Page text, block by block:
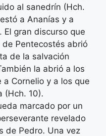
al sanedrín (Hch.
a Ananías y a
El gran discurso que
Pentecostés abrió
de la salvación
la abrió a los
Cornelio y a los que
(Hch. 10).
marcado por un
revelado
de Pedro. Una vez